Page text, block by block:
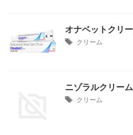
オナベットクリ
クリーム
ニゾラルクリ
クリーム